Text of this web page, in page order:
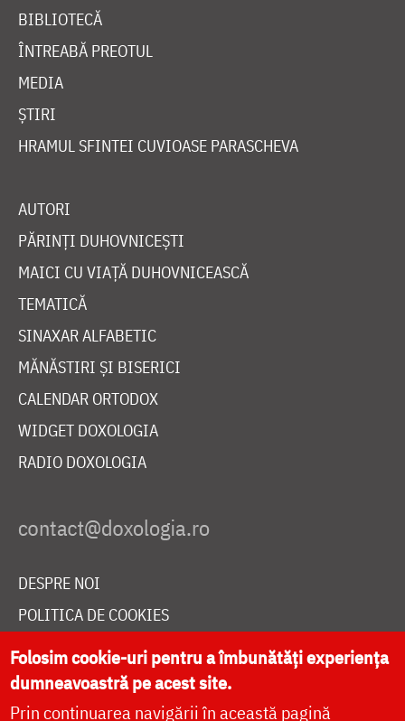
BIBLIOTECĂ
ÎNTREABĂ PREOTUL
MEDIA
ȘTIRI
HRAMUL SFINTEI CUVIOASE PARASCHEVA
AUTORI
PĂRINȚI DUHOVNICEȘTI
MAICI CU VIAȚĂ DUHOVNICEASCĂ
TEMATICĂ
SINAXAR ALFABETIC
MĂNĂSTIRI ȘI BISERICI
CALENDAR ORTODOX
WIDGET DOXOLOGIA
RADIO DOXOLOGIA
DESPRE NOI
POLITICA DE COOKIES
DONEAZĂ ONLINE PENTRU CATEDRALA NAȚIONALĂ
LIVE
Folosim cookie-uri pentru a îmbunătăți experiența
dumneavoastră pe acest site.
Prin continuarea navigării în această pagină